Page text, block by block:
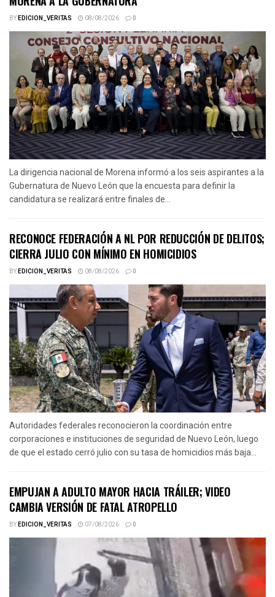
BYEDICION_VERITAS 08/08/2026 0
La dirigencia nacional de Morena informó a los seis aspirantes a la
Gubernatura de Nuevo León que la encuesta para definir la
candidatura se realizará entre finales de...
RECONOCE FEDERACIÓN A NL POR REDUCCIÓN DE DELITOS;
CIERRA JULIO CON MÍNIMO EN HOMICIDIOS
BYEDICION_VERITAS 08/08/2026 0
Autoridades federales reconocieron la coordinación entre
corporaciones e instituciones de seguridad de Nuevo León, luego
de que el estado cerró julio con su tasa de homicidios más baja...
EMPUJAN A ADULTO MAYOR HACIA TRÁILER; VIDEO
CAMBIA VERSIÓN DE FATAL ATROPELLO
BYEDICION_VERITAS 07/08/2026 0